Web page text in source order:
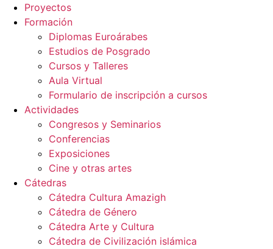
Proyectos
Formación
Diplomas Euroárabes
Estudios de Posgrado
Cursos y Talleres
Aula Virtual
Formulario de inscripción a cursos
Actividades
Congresos y Seminarios
Conferencias
Exposiciones
Cine y otras artes
Cátedras
Cátedra Cultura Amazigh
Cátedra de Género
Cátedra Arte y Cultura
Cátedra de Civilización islámica